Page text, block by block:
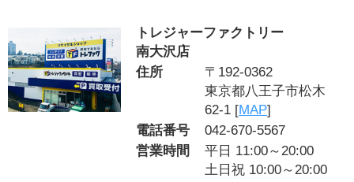
トレジャーファクトリー
南大沢店
住所
〒192-0362
東京都八王子市松木
62-1 [MAP]
電話番号
042-670-5567
営業時間
平日 11:00～20:00
土日祝 10:00～20:00